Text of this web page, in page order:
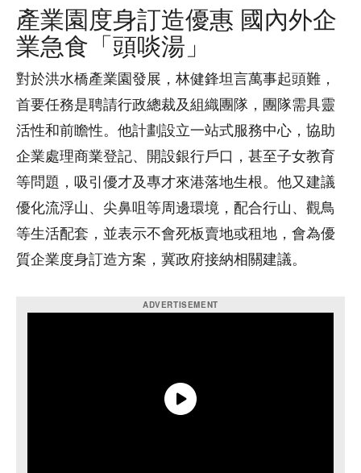
產業園度身訂造優惠 國內外企
業急食「頭啖湯」
對於洪水橋產業園發展，林健鋒坦言萬事起頭難，
首要任務是聘請行政總裁及組織團隊，團隊需具靈
活性和前瞻性。他計劃設立一站式服務中心，協助
企業處理商業登記、開設銀行戶口，甚至子女教育
等問題，吸引優才及專才來港落地生根。他又建議
優化流浮山、尖鼻咀等周邊環境，配合行山、觀鳥
等生活配套，並表示不會死板賣地或租地，會為優
質企業度身訂造方案，冀政府接納相關建議。